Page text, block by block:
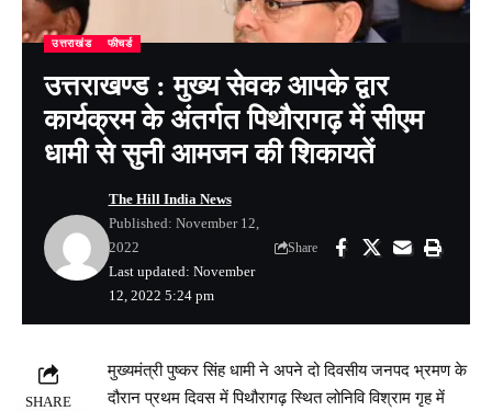
उत्तराखंड फीचर्ड
उत्तराखण्ड : मुख्य सेवक आपके द्वार
कार्यक्रम के अंतर्गत पिथौरागढ़ में सीएम
धामी से सुनी आमजन की शिकायतें
Last updated: November
12, 2022 5:24 pm
The Hill India News
Published: November 12,
2022
Share
SHARE
मुख्यमंत्री पुष्कर सिंह धामी ने अपने दो दिवसीय जनपद भ्रमण के
दौरान प्रथम दिवस में पिथौरागढ़ स्थित लोनिवि विश्राम गृह में